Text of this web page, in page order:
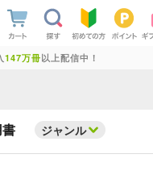
147万冊以上配信中！
ジャンル